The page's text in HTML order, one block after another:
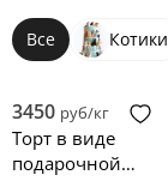
Все Котики
3450 руб/кг
Торт в виде
подарочной